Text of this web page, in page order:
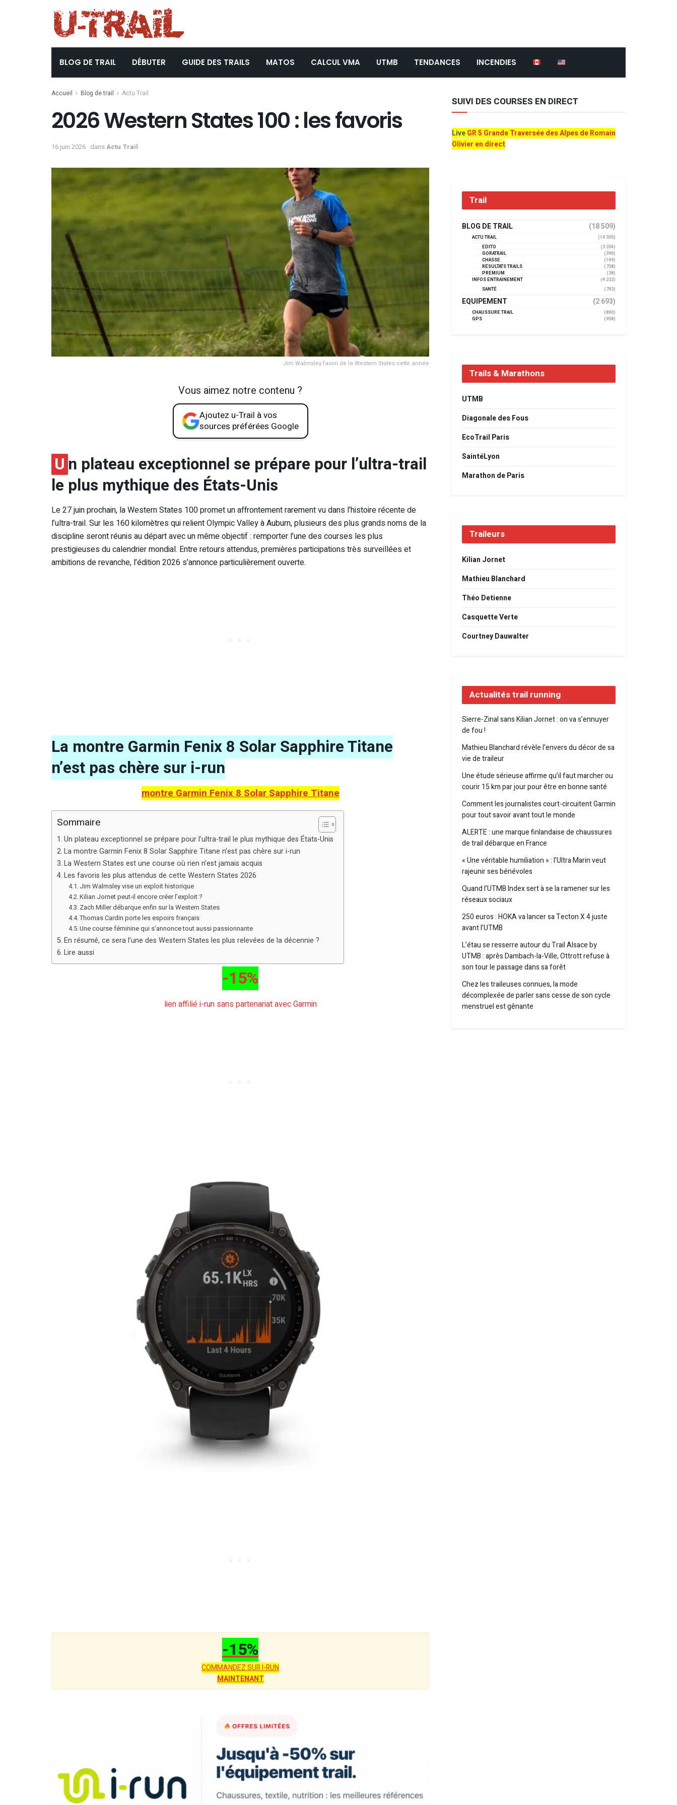
BLOG DE TRAIL DÉBUTER GUIDE DES TRAILS MATOS CALCUL VMA UTMB TENDANCES INCENDIES
Accueil Blog de trail Actu Trail
2026 Western States 100 : les favoris
16 juin 2026 dansActu Trail
Jim Walmsley favori de la Western States cette année
Vous aimez notre contenu ?
Ajoutez u-Trail à vos
sources préférées Google
U n plateau exceptionnel se prépare pour l’ultra-trail
le plus mythique des États-Unis
Le 27 juin prochain, la Western States 100 promet un affrontement rarement vu dans l’histoire récente de
l’ultra-trail. Sur les 160 kilomètres qui relient Olympic Valley à Auburn, plusieurs des plus grands noms de la
discipline seront réunis au départ avec un même objectif : remporter l’une des courses les plus
prestigieuses du calendrier mondial. Entre retours attendus, premières participations très surveillées et
ambitions de revanche, l’édition 2026 s’annonce particulièrement ouverte.
La montre Garmin Fenix 8 Solar Sapphire Titane
n’est pas chère sur i-run
montre Garmin Fenix 8 Solar Sapphire Titane
Sommaire
Un plateau exceptionnel se prépare pour l’ultra-trail le plus mythique des États-Unis
La montre Garmin Fenix 8 Solar Sapphire Titane n’est pas chère sur i-run
La Western States est une course où rien n’est jamais acquis
Les favoris les plus attendus de cette Western States 2026
Jim Walmsley vise un exploit historique
Kilian Jornet peut-il encore créer l’exploit ?
Zach Miller débarque enfin sur la Western States
Thomas Cardin porte les espoirs français
Une course féminine qui s’annonce tout aussi passionnante
En résumé, ce sera l’une des Western States les plus relevées de la décennie ?
Lire aussi
-15%
lien affilié i-run sans partenariat avec Garmin
-15%
COMMANDEZ SUR I-RUN
MAINTENANT
SUIVI DES COURSES EN DIRECT
LiveGR 5 Grande Traversée des Alpes de Romain
Olivier en direct
Trail
BLOG DE TRAIL (18 509)
ACTU TRAIL
(14 305)
EDITO
(3 354)
GORATRAIL
(390)
CHASSE
(149)
RÉSULTATS TRAILS
(738)
PREMIUM
(38)
INFOS ENTRAINEMENT
(4 232)
SANTÉ
(793)
EQUIPEMENT (2 693)
CHAUSSURE TRAIL
(800)
GPS
(958)
Trails & Marathons
UTMB
Diagonale des Fous
EcoTrail Paris
SaintéLyon
Marathon de Paris
Traileurs
Kilian Jornet
Mathieu Blanchard
Théo Detienne
Casquette Verte
Courtney Dauwalter
Actualités trail running
Sierre-Zinal sans Kilian Jornet : on va s’ennuyer
de fou !
Mathieu Blanchard révèle l’envers du décor de sa
vie de traileur
Une étude sérieuse affirme qu’il faut marcher ou
courir 15 km par jour pour être en bonne santé
Comment les journalistes court-circuitent Garmin
pour tout savoir avant tout le monde
ALERTE : une marque finlandaise de chaussures
de trail débarque en France
« Une véritable humiliation » : l’Ultra Marin veut
rajeunir ses bénévoles
Quand l’UTMB Index sert à se la ramener sur les
réseaux sociaux
250 euros : HOKA va lancer sa Tecton X 4 juste
avant l’UTMB
L’étau se resserre autour du Trail Alsace by
UTMB : après Dambach-la-Ville, Ottrott refuse à
son tour le passage dans sa forêt
Chez les traileuses connues, la mode
décomplexée de parler sans cesse de son cycle
menstruel est gênante